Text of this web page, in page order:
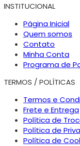
INSTITUCIONAL
Página Inicial
Quem somos
Contato
Minha Conta
Programa de
TERMOS / POLÍTICAS
Termos e
Frete e Entrega
Política de
Política de
Política de